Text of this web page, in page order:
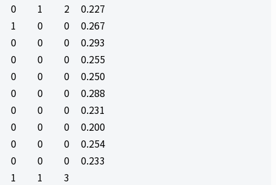
0 1 2
0.227
1 0 0
0.267
0 0 0
0.293
0 0 0
0.255
0 0 0
0.250
0 0 0
0.288
0 0 0
0.231
0 0 0
0.200
0 0 0
0.254
0 0 0
0.233
1 1
3